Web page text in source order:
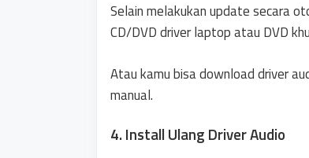
Selain melakukan update secara
CD/DVD driver laptop atau DVD
Atau kamu bisa download driver
manual.
4. Install Ulang Driver Audio